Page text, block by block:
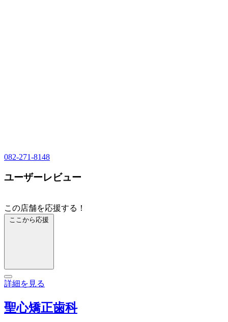
082-271-8148
ユーザーレビュー
この店舗を応援する！
ここから応援
詳細を見る
聖心矯正歯科